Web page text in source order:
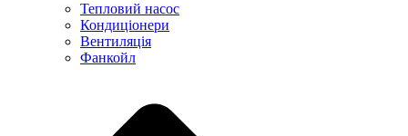
Тепловий насос
Кондиціонери
Вентиляція
Фанкойл